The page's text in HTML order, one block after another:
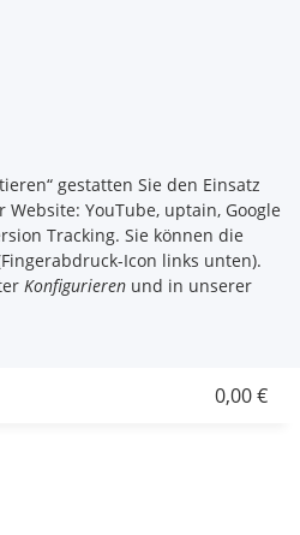
gestatten Sie den Einsatz
YouTube, uptain, Google
Tracking. Sie können die
Icon links unten).
Konfigurieren und in unserer
0,00 €